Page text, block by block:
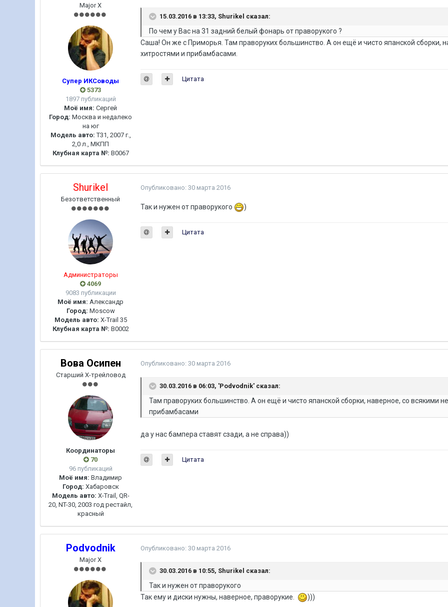
Major X
Супер ИКСоводы
5373
1897 публикаций
Моё имя: Сергей
Город: Москва и недалеко
на юг
Модель авто: Т31, 2007 г.,
2,0 л., МКПП
Клубная карта №: B0067
15.03.2016 в 13:33, Shurikel сказал:
По чем у Вас на 31 задний белый фонарь от праворукого ?
Саша! Он же с Приморья. Там праворуких большинство. А он ещё и чисто япанской сборки,
хитростями и прибамбасами.
Цитата
Shurikel
Безответственный
Администраторы
4069
9083 публикации
Моё имя: Александр
Город: Moscow
Модель авто: X-Trail 35
Клубная карта №: B0002
Опубликовано: 30 марта 2016
Так и нужен от праворукого )
Цитата
Вова Осипен
Старший Х-трейловод
Координаторы
70
96 публикаций
Моё имя: Владимир
Город: Хабаровск
Модель авто: X-Trail, QR-
20, NT-30, 2003 год рестайл,
красный
Опубликовано: 30 марта 2016
30.03.2016 в 06:03, 'Podvodnik' сказал:
Там праворуких большинство. А он ещё и чисто япанской сборки, наверное, со всякими
прибамбасами
​да у нас бампера ставят сзади, а не справа))
Цитата
Podvodnik
Major X
Опубликовано: 30 марта 2016
30.03.2016 в 10:55, Shurikel сказал:
Так и нужен от праворукого
Так ему и диски нужны, наверное, праворукие.
)))